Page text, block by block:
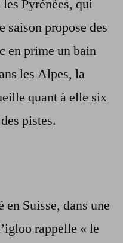
les Pyrénées, qui
saison propose des
en prime un bain
les Alpes, la
quant à elle six
pistes.
Suisse, dans une
rappelle « le